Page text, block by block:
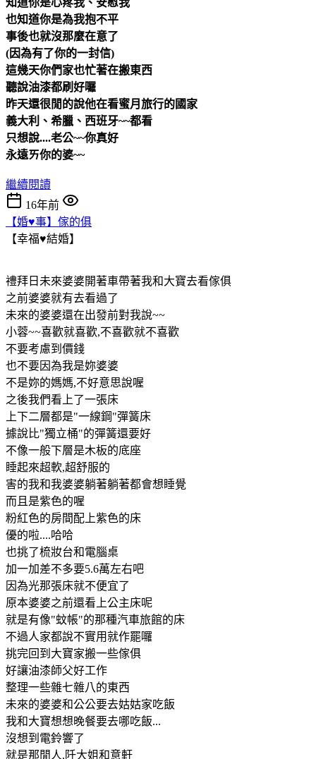
也知道你是為我抱不平
事後也就沒那麼在意了
(因為有了你的一封信)
這幾天你們家也忙著在搬東西
聽說油漆都刷好囉
昨天還很閒的說他在看蜜月旅行的國家
義大利、希臘、西班牙~~都看
只想說....老公~~你真好
永遠ㄞ你的婆~~
繼續閱讀
16年前
【婚♥事】傢的俱
【幸福♥結婚】
禮拜日未來婆婆開著車帶著我和大寶去看傢俱
之前婆婆就有去看過了
未來的婆婆還在出發前對我說~~
小蓉~~喜歡就喜歡,不喜歡就不喜歡
不要考慮到價錢
也不要因為我是妳婆婆
不是妳的媽媽,不好意思說喔
之後我們看上了一張床
上下二層都是"一線鋼"彈簧床
據說比"獨立桶"的彈簧還要好
不像一般下層是木板的底座
睡起來超軟,超舒服的
害的我和我婆婆躺著躺著都會想睡覺
而且是紫色的喔
粉紅色的房間配上紫色的床
優的啦....哈哈
也挑了梳妝台和電腦桌
加一加差不多要5.6萬左右吧
因為光那張床就不便宜了
原本婆婆之前還看上公主床呢
就是有像"蚊帳"的那種汽車旅館的床
不過人家都說不實用就作罷囉
挑完回到大寶家搬一些傢俱
好讓油漆師父好工作
整理一些雜七雜八的東西
未來的婆婆和公公要去姑姑家吃飯
我和大寶想想晚餐要去哪吃飯...
沒想到電鈴響了
就是那閒人,阡大姐和意軒